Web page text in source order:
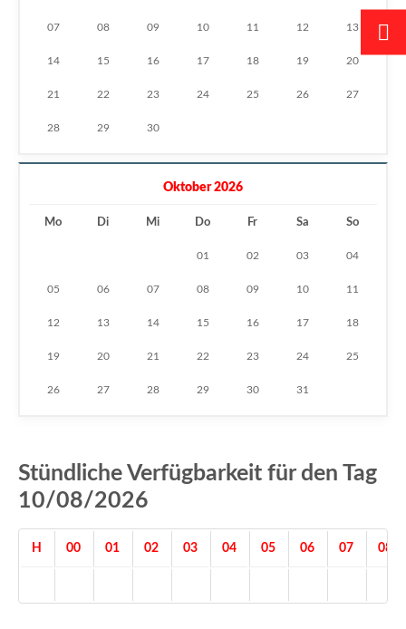
07 08 09 10 11 12 13
14 15 16 17 18 19 20
21 22 23 24 25 26 27
28 29 30
Oktober 2026
Mo Di Mi Do Fr Sa So
01 02 03 04
05 06 07 08 09 10 11
12 13 14 15 16 17 18
19 20 21 22 23 24 25
26 27 28 29 30 31
Stündliche Verfügbarkeit für den Tag
10/08/2026
H 00 01 02 03 04 05 06 07 08